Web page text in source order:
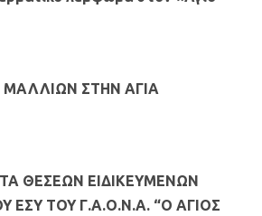
ΣΤΗΝ ΑΓΙΑ
ΘΕΣΕΩΝ ΕΙΔΙΚΕΥΜΕΝΩΝ
ΕΣΥ ΤΟΥ Γ.Α.Ο.Ν.Α. “Ο ΑΓΙΟΣ